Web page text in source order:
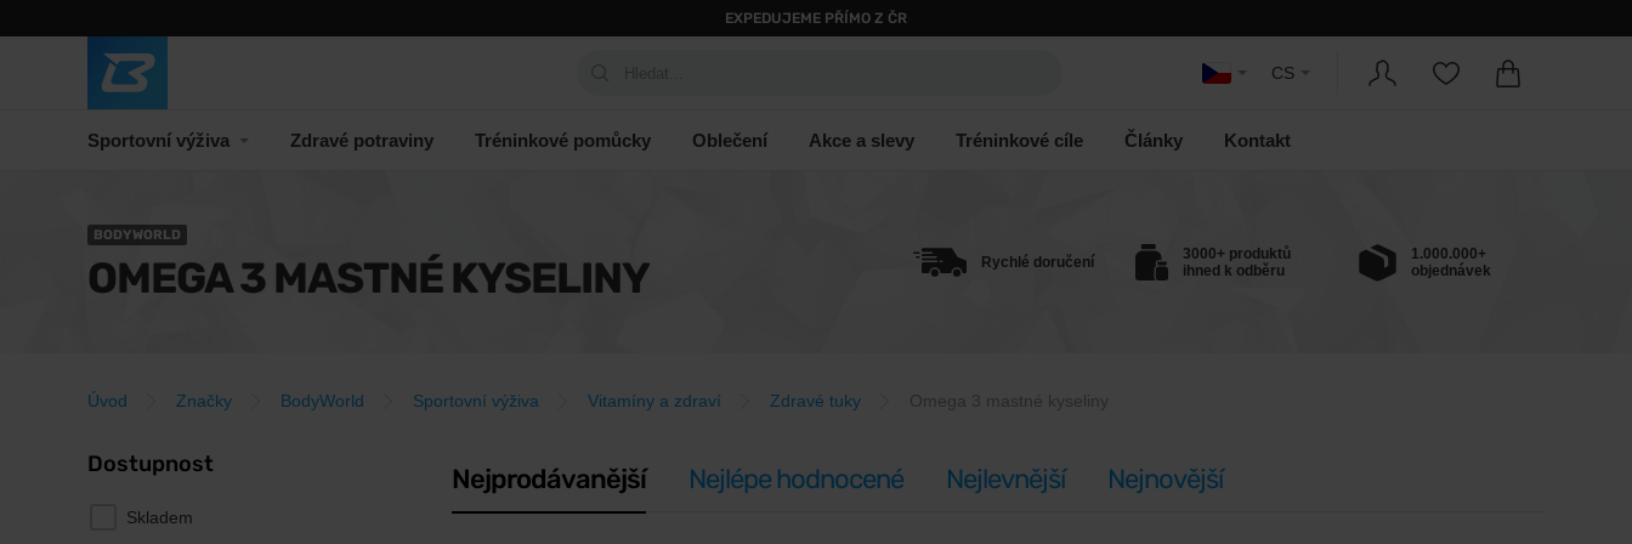
EXPEDUJEME PŘÍMO Z ČR
CS
Sportovní výživa Zdravé potraviny Tréninkové pomůcky Oblečení Akce a slevy Tréninkové cíle Články Kontakt
BODYWORLD
OMEGA 3 MASTNÉ KYSELINY Rychlé doručení
3000+ produktů
ihned k odběru
1.000.000+
objednávek
Úvod Značky BodyWorld Sportovní výživa Vitamíny a zdraví Zdravé tuky Omega 3 mastné kyseliny
Dostupnost
Skladem
Nejprodávanější Nejlépe hodnocené Nejlevnější Nejnovější